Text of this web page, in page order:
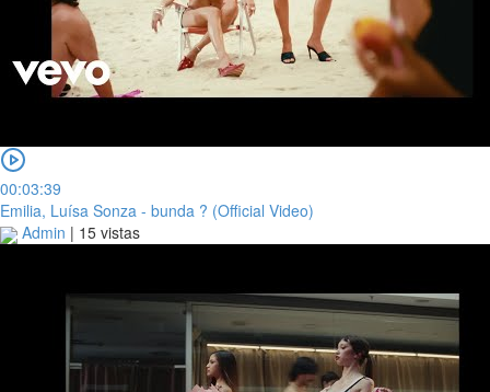
00:03:39
Emilia, Luísa Sonza - bunda ? (Official Video)
Admin | 15 vistas